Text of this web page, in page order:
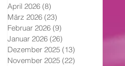
April 2026 (8)
März 2026 (23)
Februar 2026 (9)
Januar 2026 (26)
Dezember 2025 (13)
November 2025 (22)